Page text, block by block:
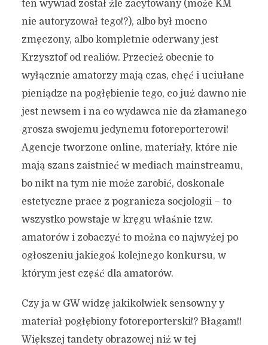
ten wywiad został źle zacytowany (może KM
nie autoryzował tego!?), albo był mocno
zmęczony, albo kompletnie oderwany jest
Krzysztof od realiów. Przecież obecnie to
wyłącznie amatorzy mają czas, chęć i uciułane
pieniądze na pogłębienie tego, co już dawno nie
jest newsem i na co wydawca nie da złamanego
grosza swojemu jedynemu fotoreporterowi!
Agencje tworzone online, materiały, które nie
mają szans zaistnieć w mediach mainstreamu,
bo nikt na tym nie może zarobić, doskonale
estetyczne prace z pogranicza socjologii – to
wszystko powstaje w kręgu właśnie tzw.
amatorów i zobaczyć to można co najwyżej po
ogłoszeniu jakiegoś kolejnego konkursu, w
którym jest część dla amatorów.
Czy ja w GW widzę jakikolwiek sensowny y
materiał pogłębiony fotoreporterski!? Błagam!!
Większej tandety obrazowej niż w tej